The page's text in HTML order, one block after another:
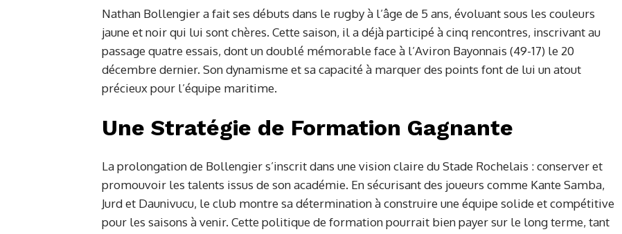
Nathan Bollengier a fait ses débuts dans le rugby à l’âge de 5 ans, évoluant sous les couleurs
jaune et noir qui lui sont chères. Cette saison, il a déjà participé à cinq rencontres, inscrivant au
passage quatre essais, dont un doublé mémorable face à l’Aviron Bayonnais (49-17) le 20
décembre dernier. Son dynamisme et sa capacité à marquer des points font de lui un atout
précieux pour l’équipe maritime.
Une Stratégie de Formation Gagnante
La prolongation de Bollengier s’inscrit dans une vision claire du Stade Rochelais : conserver et
promouvoir les talents issus de son académie. En sécurisant des joueurs comme Kante Samba,
Jurd et Daunivucu, le club montre sa détermination à construire une équipe solide et compétitive
pour les saisons à venir. Cette politique de formation pourrait bien payer sur le long terme, tant